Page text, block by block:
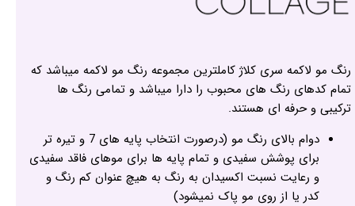
رنگ مو لاکمه سری کلاژ کاملترین مجموعه رنگ مو لاکمه میباشد که
تمام کدهای رنگ های محبوب را دارا میباشد و تمامی رنگ ها
ترکیبی و حرفه ای هستند.
دوام بالای رنگ مو (درصورت انتخاب پایه های 7 و تیره تر
برای پوشش سفیدی و تمام پایه ها برای موهای فاقد سفیدی
و رعایت نسبت اکسیدان به رنگ به هیچ عنوان کم رنگ و
کدر یا از روی مو پاک نمیشود)